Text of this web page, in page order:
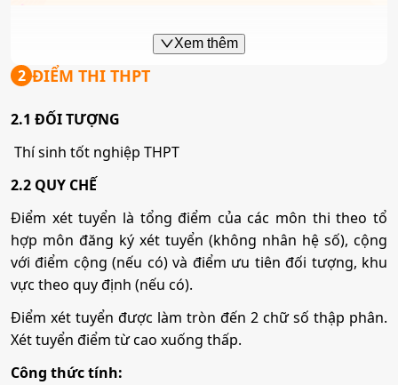
7340101
Tổ hợp:A00; A01; B00; D01; D07; C01; C03; C04; C14;
X03; X23
Marketing
Tổ hợp: A00; A01; B00; D01; D07; C01; C03; C04; C14;
X03; X23
Thương mại điện tử
Mã ngành: 7340122
Xem thêm
2 ĐIỂM THI THPT
2.1 ĐỐI TƯỢNG
Thí sinh tốt nghiệp THPT
2.2 QUY CHẾ
Điểm xét tuyển là tổng điểm của các môn thi theo tổ
hợp môn đăng ký xét tuyển (không nhân hệ số), cộng
với điểm cộng (nếu có) và điểm ưu tiên đối tượng, khu
vực theo quy định (nếu có).
Điểm xét tuyển được làm tròn đến 2 chữ số thập phân.
Xét tuyển điểm từ cao xuống thấp.
Công thức tính: